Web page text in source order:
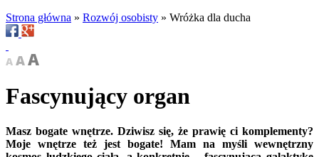
Strona główna » Rozwój osobisty » Wróżka dla ducha
Fascynujący organ
Masz bogate wnętrze. Dziwisz się, że prawię ci komplementy?
Moje wnętrze też jest bogate! Mam na myśli wewnętrzny